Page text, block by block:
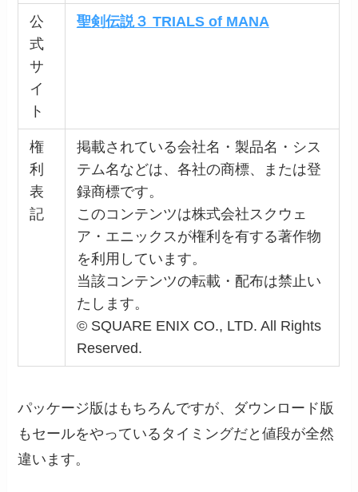
公
式
サ
イ
ト
聖剣伝説３ TRIALS of MANA
権
利
表
記
掲載されている会社名・製品名・シス
テム名などは、各社の商標、または登
録商標です。
このコンテンツは株式会社スクウェ
ア・エニックスが権利を有する著作物
を利用しています。
当該コンテンツの転載・配布は禁止い
たします。
© SQUARE ENIX CO., LTD. All Rights
Reserved.
パッケージ版はもちろんですが、ダウンロード版
もセールをやっているタイミングだと値段が全然
違います。